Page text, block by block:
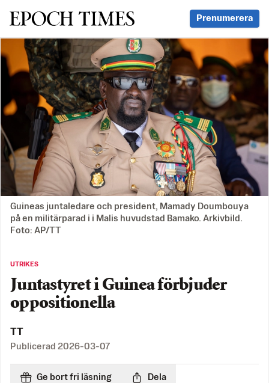
Svenska Epoch Times Prenumerera
Guineas juntaledare och president, Mamady Doumbouya
på en militärparad i i Malis huvudstad Bamako. Arkivbild.
Foto: AP/TT
UTRIKES
Juntastyret i Guinea förbjuder
oppositionella
TT
Publicerad 2026-03-07
Ge bort fri läsning Dela